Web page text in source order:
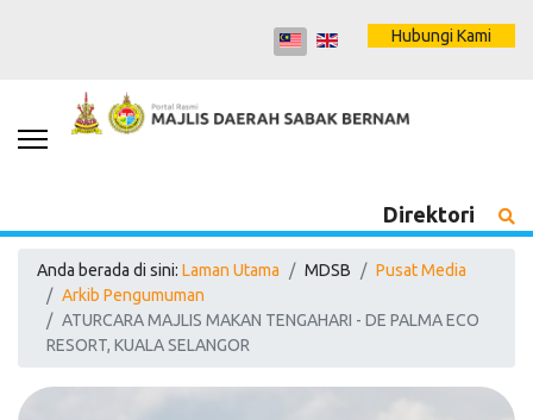
Hubungi Kami
Direktori
Anda berada di sini: Laman Utama MDSB
Pusat Media
Arkib Pengumuman
ATURCARA MAJLIS MAKAN TENGAHARI - DE PALMA ECO
RESORT, KUALA SELANGOR